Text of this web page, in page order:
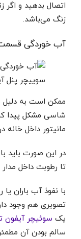
اتصال بدهید و اگر
زنگ می‌باشد.
آب خوردگی
ممکن است به دلیل
شاسی مشکل پیدا
مانیتور داخل
در این صورت باید
تا رطوبت داخل مدار
با نفوذ آب باران
تصویری هم وجود
یک سوئیچر آیفون
سالم بودن آن